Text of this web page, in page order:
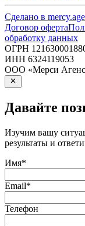
Сделано в
Договор оферта
обработку данных
ОГРН
ИНН 6324119053
ООО «Мерси
Давайте
Изучим вашу
результаты и
Имя*
Email*
Телефон